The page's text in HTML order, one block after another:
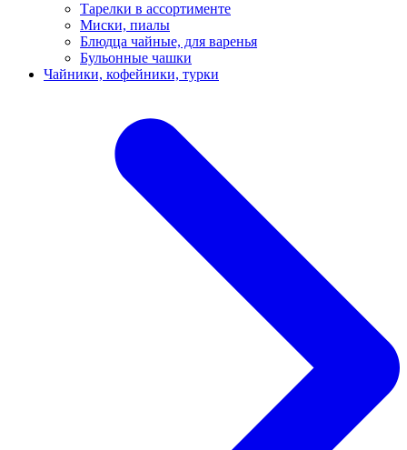
Тарелки в ассортименте
Миски, пиалы
Блюдца чайные, для варенья
Бульонные чашки
Чайники, кофейники, турки